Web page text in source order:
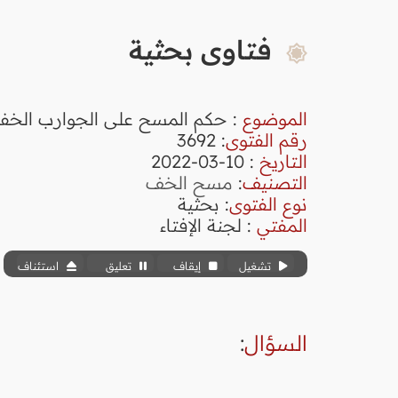
فتاوى بحثية
الموضوع : حكم المسح على الجوارب
رقم الفتوى:
3692
التاريخ : 10-03-2022
التصنيف: مسح الخف
نوع الفتوى: بحثية
المفتي : لجنة الإفتاء
تشغيل إيقاف تعليق استئناف
السؤال: